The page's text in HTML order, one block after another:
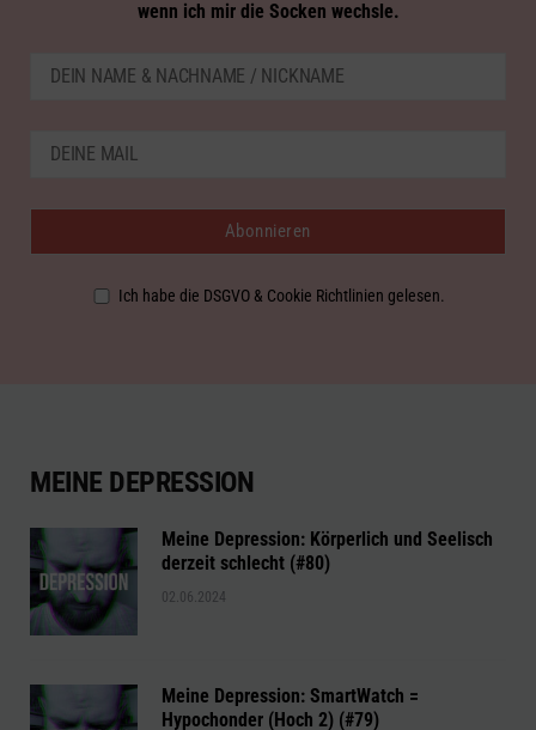
wenn ich mir die Socken wechsle.
Ich habe die DSGVO & Cookie Richtlinien gelesen.
MEINE DEPRESSION
Meine Depression: Körperlich und Seelisch
derzeit schlecht (#80)
02.06.2024
Meine Depression: SmartWatch =
Hypochonder (Hoch 2) (#79)